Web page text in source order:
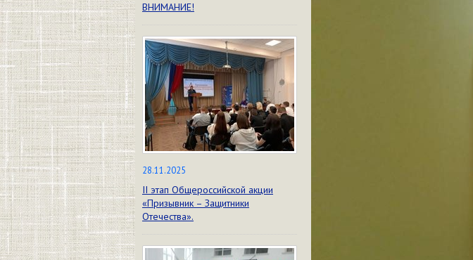
ВНИМАНИЕ!
28.11.2025
II этап Общероссийской акции
«Призывник – Защитники
Отечества».